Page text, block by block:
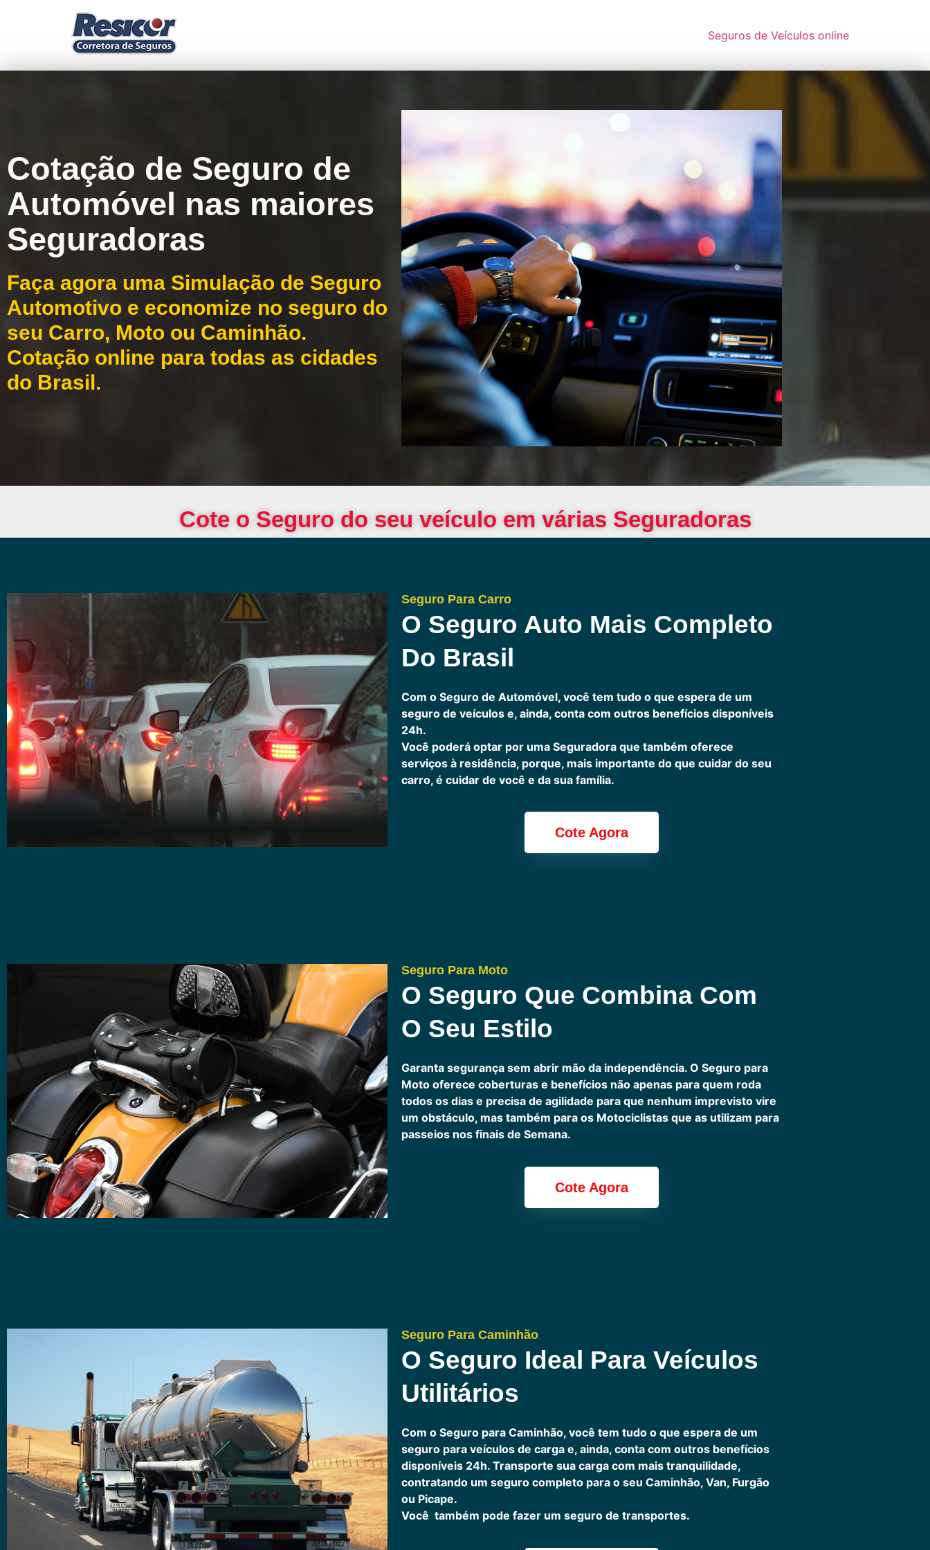
Seguros de Veículos online
Cotação de Seguro de
Automóvel nas maiores
Seguradoras
Faça agora uma Simulação de Seguro
Automotivo e economize no seguro do
seu Carro, Moto ou Caminhão.
Cotação online para todas as cidades
do Brasil.
Cote o Seguro do seu veículo em várias Seguradoras
Seguro Para Carro
O Seguro Auto Mais Completo
Do Brasil
Com o Seguro de Automóvel, você tem tudo o que espera de um
seguro de veículos e, ainda, conta com outros benefícios disponíveis
24h.
Você poderá optar por uma Seguradora que também oferece
serviços à residência, porque, mais importante do que cuidar do seu
carro, é cuidar de você e da sua família.
Cote Agora
Seguro Para Moto
O Seguro Que Combina Com
O Seu Estilo
Garanta segurança sem abrir mão da independência. O Seguro para
Moto oferece coberturas e benefícios não apenas para quem roda
todos os dias e precisa de agilidade para que nenhum imprevisto vire
um obstáculo, mas também para os Motociclistas que as utilizam para
passeios nos finais de Semana.
Cote Agora
Seguro Para Caminhão
O Seguro Ideal Para Veículos
Utilitários
Com o Seguro para Caminhão, você tem tudo o que espera de um
seguro para veículos de carga e, ainda, conta com outros benefícios
disponíveis 24h. Transporte sua carga com mais tranquilidade,
contratando um seguro completo para o seu Caminhão, Van, Furgão
ou Picape.
Você também pode fazer um seguro de transportes.